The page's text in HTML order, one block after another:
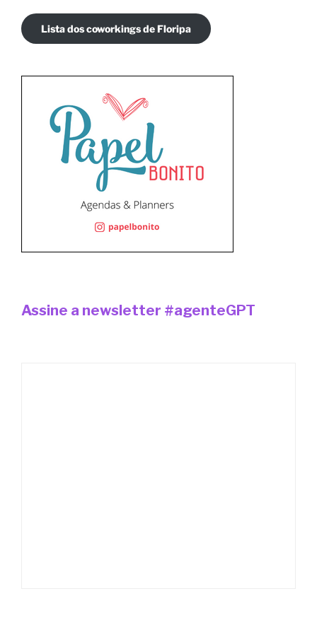
Lista dos coworkings de Floripa
Assine a newsletter #agenteGPT